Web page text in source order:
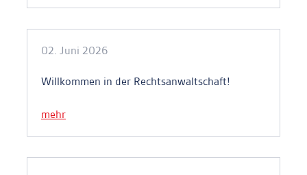
02. Juni 2026
Willkommen in der Rechtsanwaltschaft!
mehr